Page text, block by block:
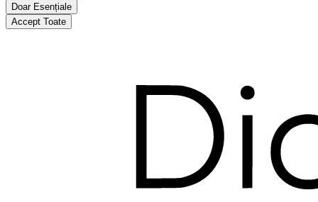
Doar Esențiale
Accept Toate